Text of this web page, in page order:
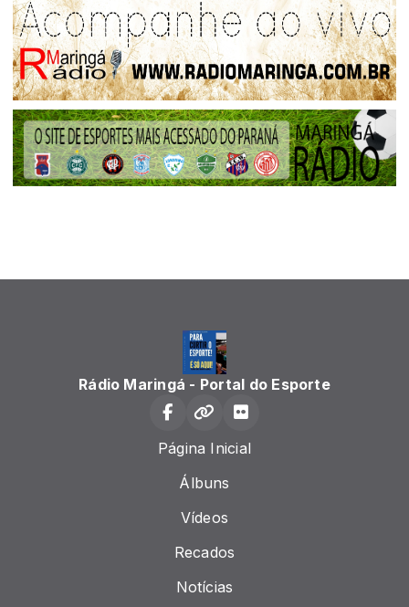
Rádio Maringá - Portal do Esporte
Página Inicial
Álbuns
Vídeos
Recados
Notícias